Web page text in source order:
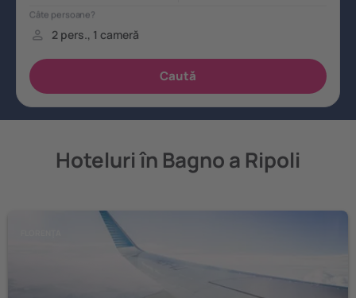
Hoteluri în Bagno a Ripoli